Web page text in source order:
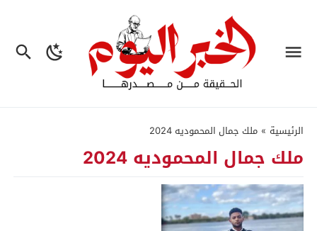
الرئيسية » ملك جمال المحموديه 2024
ملك جمال المحموديه 2024